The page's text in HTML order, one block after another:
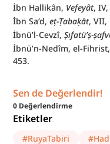
İbn Hallikân, Vefeyât,
İbn Sa‘d, eṭ-Ṭabaḳāt, VII,
İbnü’l-Cevzî, Ṣıfatü’ṣ-
İbnü’n-Nedîm, el-
453.
Sen de Değerlendir!
0 Değerlendirme
Etiketler
#RuyaTabiri #